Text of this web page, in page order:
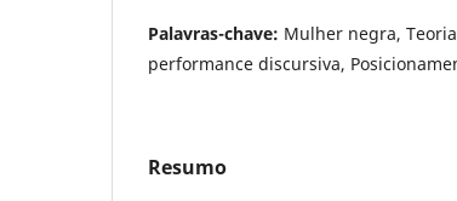
Palavras-chave: Mulher negra,
performance discursiva,
Resumo